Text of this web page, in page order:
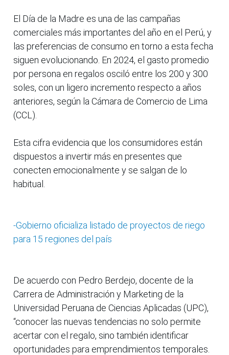
El Día de la Madre es una de las campañas
comerciales más importantes del año en el Perú, y
las preferencias de consumo en torno a esta fecha
siguen evolucionando. En 2024, el gasto promedio
por persona en regalos osciló entre los 200 y 300
soles, con un ligero incremento respecto a años
anteriores, según la Cámara de Comercio de Lima
(CCL).
Esta cifra evidencia que los consumidores están
dispuestos a invertir más en presentes que
conecten emocionalmente y se salgan de lo
habitual.
-Gobierno oficializa listado de proyectos de riego
para 15 regiones del país
De acuerdo con Pedro Berdejo, docente de la
Carrera de Administración y Marketing de la
Universidad Peruana de Ciencias Aplicadas (UPC),
“conocer las nuevas tendencias no solo permite
acertar con el regalo, sino también identificar
oportunidades para emprendimientos temporales.